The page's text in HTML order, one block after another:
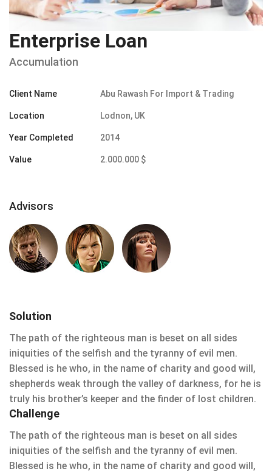
Enterprise Loan
Accumulation
Client Name Abu Rawash For Import & Trading
Location Lodnon, UK
Year Completed 2014
Value 2.000.000 $
Advisors
Solution
The path of the righteous man is beset on all sides
iniquities of the selfish and the tyranny of evil men.
Blessed is he who, in the name of charity and good will,
shepherds weak through the valley of darkness, for he is
truly his brother’s keeper and the finder of lost children.
Challenge
The path of the righteous man is beset on all sides
iniquities of the selfish and the tyranny of evil men.
Blessed is he who, in the name of charity and good will,